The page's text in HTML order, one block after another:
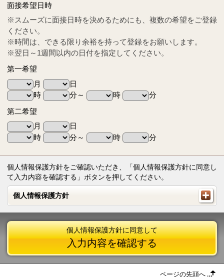
Tel
0570-55-0314
面接希望日時
※スムーズに面接日時を決めるためにも、複数の希望をご登録
ください。
※時間は、できる限り余裕を持って登録をお願いします。
※翌日～1週間以内の日付を指定してください。
第一希望
月
日
時
分～ 時
分
第二希望
月
日
時
分～ 時 分
個人情報保護方針をご確認いただき、「個人情報保護方針に同意し
て入力内容を確認する」ボタンを押してください。
個人情報保護方針
個人情報保護方針
個人情報保護方針に同意して
入力内容を確認する
ページの先頭へ